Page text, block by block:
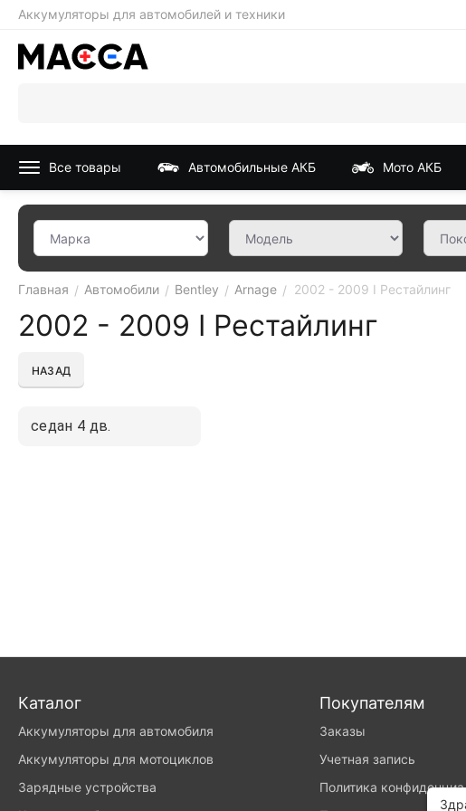
Аккумуляторы для автомобилей и техники
Все товары Автомобильные АКБ Мото АКБ
Главная / Автомобили / Bentley / Arnage / 2002 - 2009 I Рестайлинг
2002 - 2009 I Рестайлинг
НАЗАД
седан 4 дв.
Каталог
Аккумуляторы для автомобиля
Аккумуляторы для мотоциклов
Зарядные устройства
Покупателям
Заказы
Учетная запись
Политика